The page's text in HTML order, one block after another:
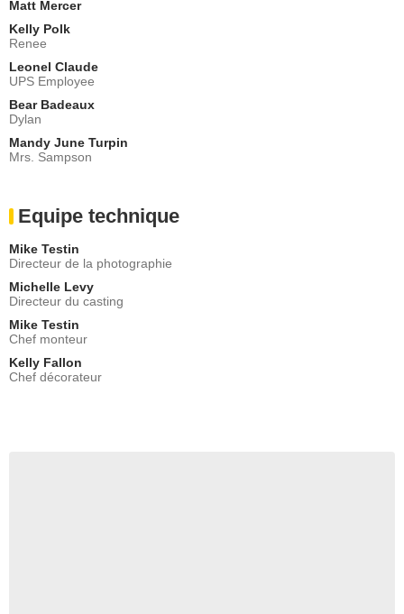
Matt Mercer
Kelly Polk
Renee
Leonel Claude
UPS Employee
Bear Badeaux
Dylan
Mandy June Turpin
Mrs. Sampson
Equipe technique
Mike Testin
Directeur de la photographie
Michelle Levy
Directeur du casting
Mike Testin
Chef monteur
Kelly Fallon
Chef décorateur